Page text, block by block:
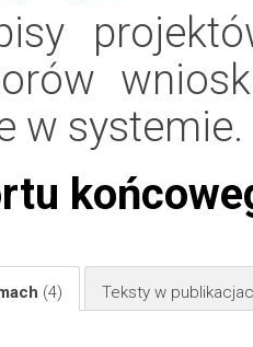
w systemie.
(4) Teksty w